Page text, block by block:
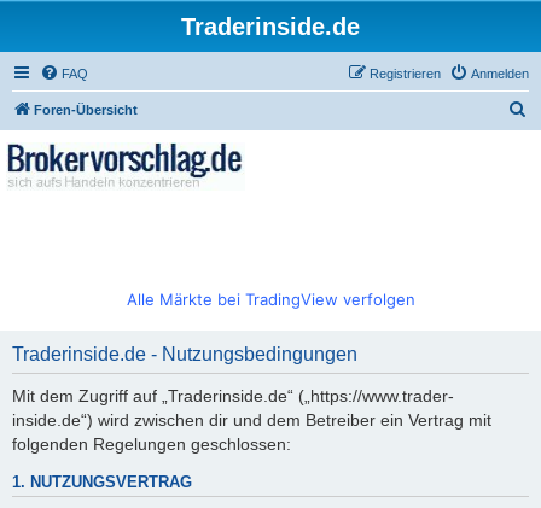
Traderinside.de
FAQ Anmelden
Registrieren
Foren-Übersicht
Alle Märkte bei TradingView verfolgen
Traderinside.de - Nutzungsbedingungen
Mit dem Zugriff auf „Traderinside.de“ („https://www.trader-
inside.de“) wird zwischen dir und dem Betreiber ein Vertrag mit
folgenden Regelungen geschlossen:
1. NUTZUNGSVERTRAG